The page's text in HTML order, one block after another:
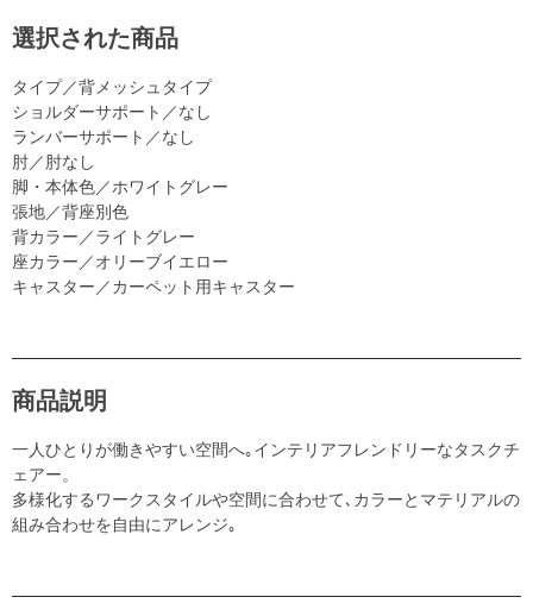
選択された商品
タイプ／背メッシュタイプ
ショルダーサポート／なし
ランバーサポート／なし
肘／肘なし
脚・本体色／ホワイトグレー
張地／背座別色
背カラー／ライトグレー
座カラー／オリーブイエロー
キャスター／カーペット用キャスター
商品説明
一人ひとりが働きやすい空間へ｡インテリアフレンドリーなタスクチ
ェアー。
多様化するワークスタイルや空間に合わせて､カラーとマテリアルの
組み合わせを自由にアレンジ｡